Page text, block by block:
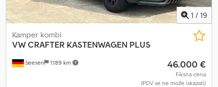
1 / 19
Seesen 1.189 km
Kamper kombi
VWCRAFTER KASTENWAGEN PLUS
46.000 €
Fiksna cena
(PDV se ne može iskazati)